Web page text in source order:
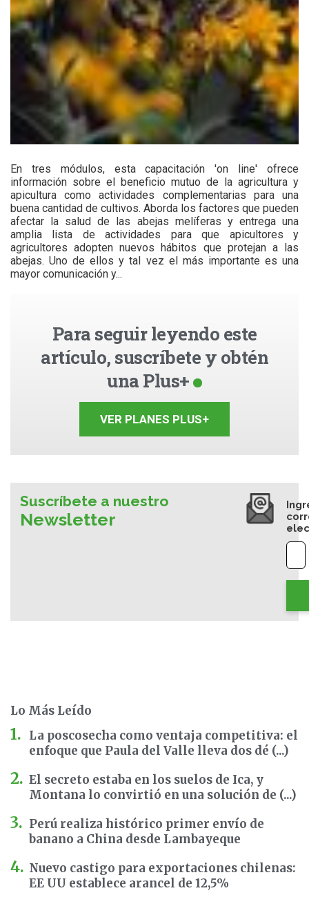
En tres módulos, esta capacitación 'on line' ofrece
información sobre el beneficio mutuo de la agricultura y
apicultura como actividades complementarias para una
buena cantidad de cultivos. Aborda los factores que pueden
afectar la salud de las abejas melíferas y entrega una
amplia lista de actividades para que apicultores y
agricultores adopten nuevos hábitos que protejan a las
abejas. Uno de ellos y tal vez el más importante es una
mayor comunicación y...
Para seguir leyendo este
artículo, suscríbete y obtén
una Plus+
VER PLANES PLUS+
Suscríbete a nuestro
Newsletter
Lo Más Leído
La poscosecha como ventaja competitiva: el
enfoque que Paula del Valle lleva dos dé (...)
El secreto estaba en los suelos de Ica, y
Montana lo convirtió en una solución de (...)
Perú realiza histórico primer envío de
banano a China desde Lambayeque
Nuevo castigo para exportaciones chilenas:
EE UU establece arancel de 12,5%